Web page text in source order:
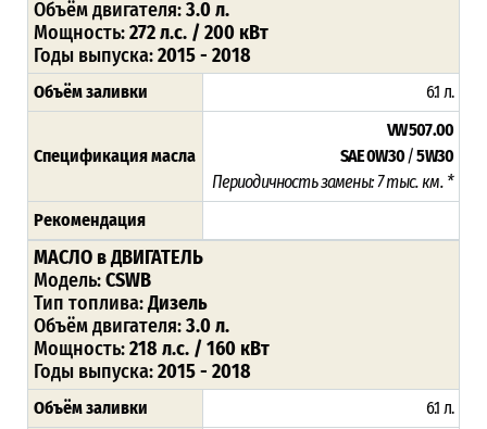
Объём двигателя:3.0 л.
Мощность:272 л.с. / 200 кВт
Годы выпуска:2015 - 2018
Объём заливки 6.1 л.
Спецификация масла
VW 507.00
SAE 0W30/5W30
Периодичность замены: 7 тыс. км. *
Рекомендация
МАСЛО в ДВИГАТЕЛЬ
Модель:CSWB
Тип топлива:Дизель
Объём двигателя:3.0 л.
Мощность:218 л.с. / 160 кВт
Годы выпуска:2015 - 2018
Объём заливки 6.1 л.